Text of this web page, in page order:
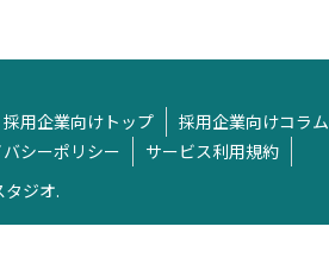
採用企業向けトップ 採用企業向けコラム
シーポリシー
サービス利用規約
ジオ.